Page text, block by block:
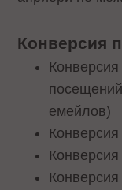
Конверсия
емейлов)